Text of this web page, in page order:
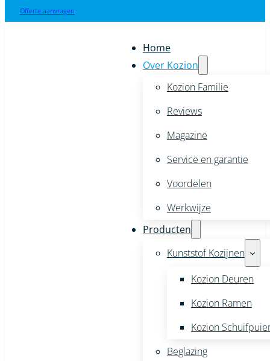
Offerte aanvragen
Home
Over Kozion
Kozion Familie
Reviews
Magazine
Service en garantie
Voordelen
Werkwijze
Producten
Kunststof Kozijnen
Kozion Deuren
Kozion Ramen
Kozion
Beglazing